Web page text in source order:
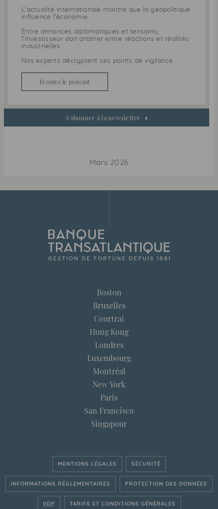
L'actualité internationale montre que la géopolitique
influence l'économie.
Entre annonces diplomatiques et tensions,
l'investisseur doit arbitrer entre réactions et réalités
industrielles.
Nos experts décryptent ces points de vigilance.
Écouter le podcast
S'abonner à la newsletter
Mars 2026
Boston
Bruxelles
Courtrai
Hong Kong
Londres
Luxembourg
Montréal
New York
Paris
San Francisco
Singapour
MENTIONS LÉGALES SÉCURITÉ
INFORMATIONS RÉGLEMENTAIRES PROTECTION DES DONNÉES
VDP TARIFS ET CONDITIONS GÉNÉRALES